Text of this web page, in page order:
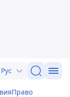
Рус
Право